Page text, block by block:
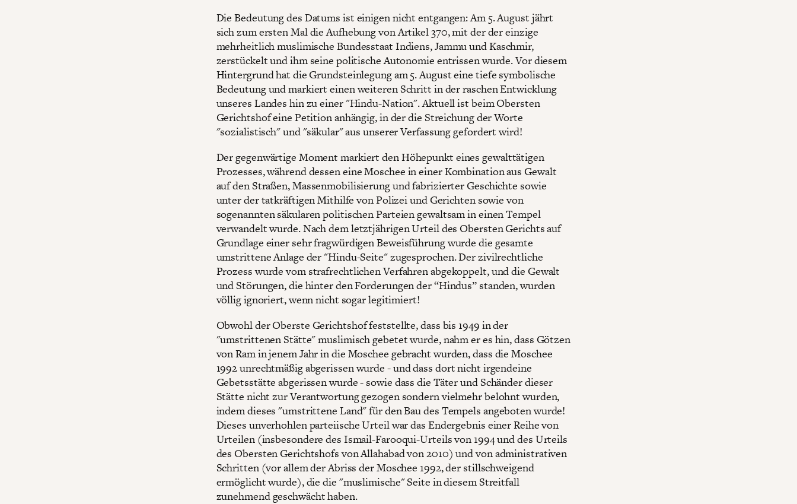
Die Bedeutung des Datums ist einigen nicht entgangen: Am 5. August jährt
sich zum ersten Mal die Aufhebung von Artikel 370, mit der der einzige
mehrheitlich muslimische Bundesstaat Indiens, Jammu und Kaschmir,
zerstückelt und ihm seine politische Autonomie entrissen wurde. Vor diesem
Hintergrund hat die Grundsteinlegung am 5. August eine tiefe symbolische
Bedeutung und markiert einen weiteren Schritt in der raschen Entwicklung
unseres Landes hin zu einer "Hindu-Nation". Aktuell ist beim Obersten
Gerichtshof eine Petition anhängig, in der die Streichung der Worte
"sozialistisch" und "säkular" aus unserer Verfassung gefordert wird!
Der gegenwärtige Moment markiert den Höhepunkt eines gewalttätigen
Prozesses, während dessen eine Moschee in einer Kombination aus Gewalt
auf den Straßen, Massenmobilisierung und fabrizierter Geschichte sowie
unter der tatkräftigen Mithilfe von Polizei und Gerichten sowie von
sogenannten säkularen politischen Parteien gewaltsam in einen Tempel
verwandelt wurde. Nach dem letztjährigen Urteil des Obersten Gerichts auf
Grundlage einer sehr fragwürdigen Beweisführung wurde die gesamte
umstrittene Anlage der "Hindu-Seite" zugesprochen. Der zivilrechtliche
Prozess wurde vom strafrechtlichen Verfahren abgekoppelt, und die Gewalt
und Störungen, die hinter den Forderungen der “Hindus” standen, wurden
völlig ignoriert, wenn nicht sogar legitimiert!
Obwohl der Oberste Gerichtshof feststellte, dass bis 1949 in der
"umstrittenen Stätte" muslimisch gebetet wurde, nahm er es hin, dass Götzen
von Ram in jenem Jahr in die Moschee gebracht wurden, dass die Moschee
1992 unrechtmäßig abgerissen wurde - und dass dort nicht irgendeine
Gebetsstätte abgerissen wurde - sowie dass die Täter und Schänder dieser
Stätte nicht zur Verantwortung gezogen sondern vielmehr belohnt wurden,
indem dieses "umstrittene Land" für den Bau des Tempels angeboten wurde!
Dieses unverhohlen parteiische Urteil war das Endergebnis einer Reihe von
Urteilen (insbesondere des Ismail-Farooqui-Urteils von 1994 und des Urteils
des Obersten Gerichtshofs von Allahabad von 2010) und von administrativen
Schritten (vor allem der Abriss der Moschee 1992, der stillschweigend
ermöglicht wurde), die die "muslimische" Seite in diesem Streitfall
zunehmend geschwächt haben.